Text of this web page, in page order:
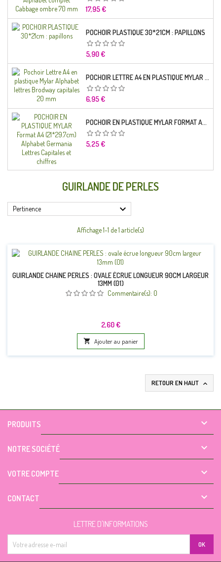
Prix
17,95 €
POCHOIR PLASTIQUE 30*21CM : PAPILLONS
Prix
5,90 €
POCHOIR LETTRE A4 EN PLASTIQUE MYLAR ALPHABET LETTRES BRODWAY CAPITALES 20 MM
Prix
6,95 €
POCHOIR EN PLASTIQUE MYLAR FORMAT A4 (21*29.7CM) ALPHABET GERMANICA LETTRES CAPITALES ET CHIFFRES
Prix
5,25 €
GUIRLANDE DE PERLES
Pertinence 
Affichage 1-1 de 1 article(s)
GUIRLANDE CHAINE PERLES : OVALE ÉCRUE LONGUEUR 90CM LARGEUR
13MM (01)
Commentaire(s): 0
Prix
2,60 €
 Ajouter au panier
RETOUR EN HAUT 
PRODUITS 
NOTRE SOCIÉTÉ 
VOTRE COMPTE 
CONTACT 
LETTRE D'INFORMATIONS